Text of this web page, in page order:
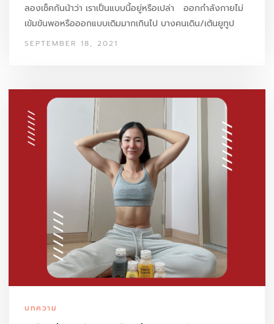
ลองเช็คกันน้าว่า เราเป็นแบบนี้อยู่หรือเปล่า ออกกำลังกายไม่
เข้มข้นพอหรือออกแบบเดิมมากเกินไป บางคนเดิน/เต้นยูทูป
แบบเดิมมานานจนร่างกายชิน ให้ลองเวทเทรนนิ่ง ยืดเหยียด
SEPTEMBER 18, 2021
บทความ